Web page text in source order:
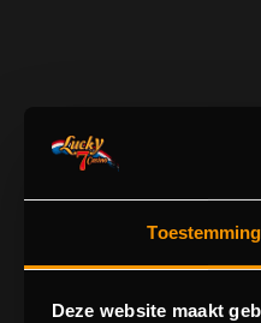
Toestemming
Deze website maakt